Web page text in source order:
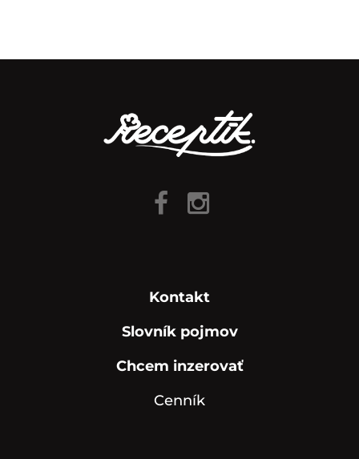
Kontakt
Slovník pojmov
Chcem inzerovať
Cenník